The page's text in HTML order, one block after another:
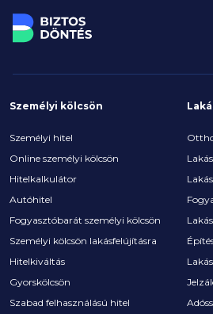
Személyi kölcsön
Személyi hitel
Online személyi kölcsön
Hitelkalkulátor
Autóhitel
Fogyasztóbarát személyi kölcsön
Személyi kölcsön lakásfelújításra
Hitelkiváltás
Gyorskölcsön
Szabad felhasználású hitel